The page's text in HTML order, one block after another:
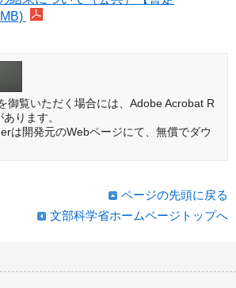
御覧いただく場合には、Adobe Acrobat R
ります。
は開発元のWebページにて、無償でダウ
ページの先頭に戻る
文部科学省ホームページトップへ